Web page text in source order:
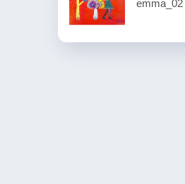
emma_02